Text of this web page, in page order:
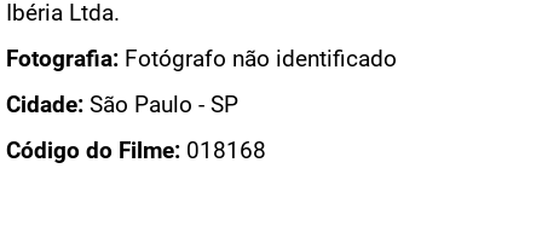
Ibéria Ltda.
Fotografia: Fotógrafo não identificado
Cidade: São Paulo - SP
Código do Filme: 018168